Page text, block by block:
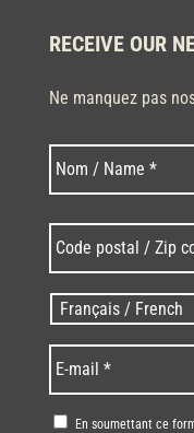
RECEIVE OUR
Ne manquez pas
Nom *
postal
/
Zip
code
* *
Langues
/
Language *
mail *
RGPD *
En soumettant ce